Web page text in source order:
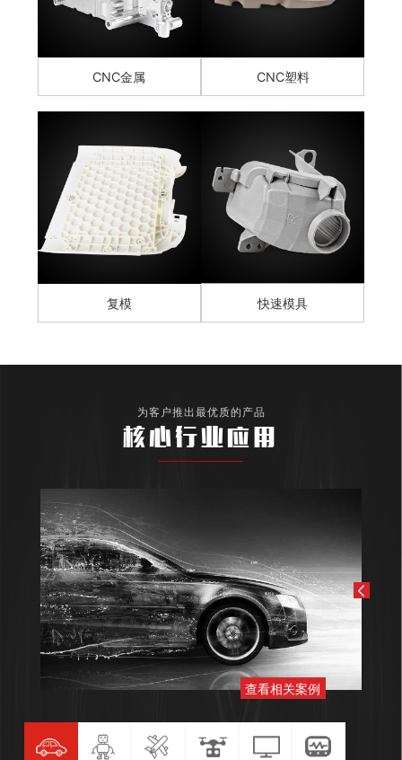
CNC金属 CNC塑料
复模 快速模具
为客户推出最优质的产品
核心行业应用
查看相关案例